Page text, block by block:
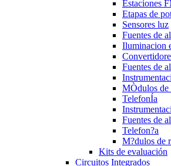
Estaciones
Etapas de
Sensores luz
Fuentes de
Iluminacion
Fuentes de
MÒdulos de
TelefonÍa
Fuentes de
Telefon?a
M?dulos de
Kits de evaluación
Circuitos Integrados